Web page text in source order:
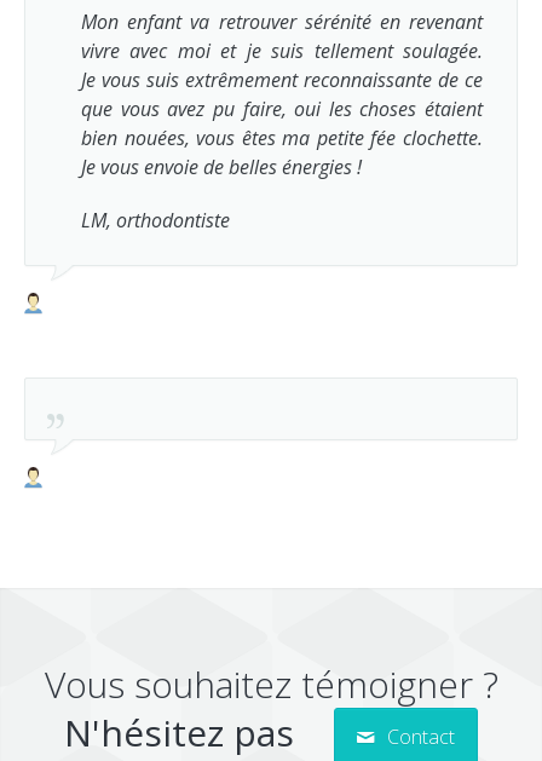
Mon enfant va retrouver sérénité en revenant
vivre avec moi et je suis tellement soulagée.
Je vous suis extrêmement reconnaissante de ce
que vous avez pu faire, oui les choses étaient
bien nouées, vous êtes ma petite fée clochette.
Je vous envoie de belles énergies !
LM, orthodontiste
Vous souhaitez témoigner ?
N'hésitez pas
Contact